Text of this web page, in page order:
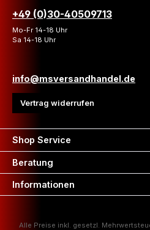
+49 (0)30-40509713
Mo-Fr 14-18 Uhr
Sa 14-18 Uhr
info@msversandhandel.de
Vertrag widerrufen
Shop Service
Beratung
Informationen
Alle Preise inkl. gesetzl.